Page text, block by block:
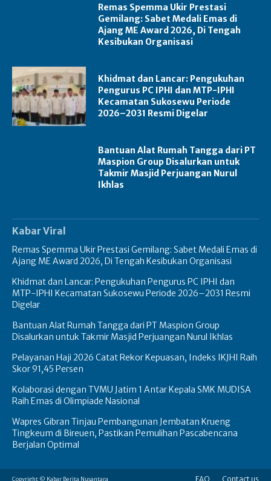
Remas Spemma Ukir Prestasi
Gemilang: Sabet Medali Emas di
Ajang ME Award 2026, Di Tengah
Kesibukan Organisasi
Khidmat dan Lancar: Pengukuhan
Pengurus PC IPHI dan MTP-IPHI
Kecamatan Sukosewu Periode
2026–2031 Resmi Digelar
Bantuan Alat Rumah Tangga dari PT
Maspion Group Disalurkan untuk
Takmir Masjid Perjuangan Nurul
Ikhlas
Kabar Viral
Remas Spemma Ukir Prestasi Gemilang: Sabet Medali Emas di
Ajang ME Award 2026, Di Tengah Kesibukan Organisasi
Khidmat dan Lancar: Pengukuhan Pengurus PC IPHI dan
MTP-IPHI Kecamatan Sukosewu Periode 2026–2031 Resmi
Digelar
Bantuan Alat Rumah Tangga dari PT Maspion Group
Disalurkan untuk Takmir Masjid Perjuangan Nurul Ikhlas
Pelayanan Haji 2026 Catat Rekor Kepuasan, Indeks IKJHI Raih
Skor 91,45 Persen
Kolaborasi dengan TVMU Jatim 1 Antar Kepala SMK MUDISA
Raih Emas di Olimpiade Nasional
Wapres Gibran Tinjau Pembangunan Jembatan Krueng
Tingkeum di Bireuen, Pastikan Pemulihan Pascabencana
Berjalan Optimal
Copyright © Kabar Berita Nusantara FAQ Contact us